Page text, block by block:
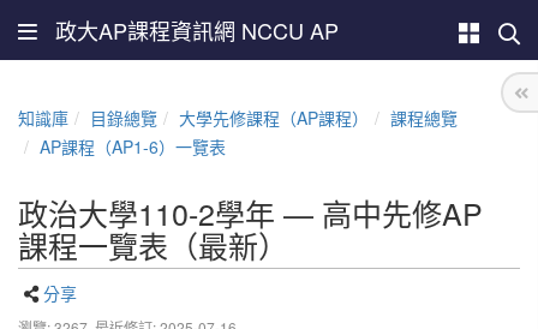
政大AP課程資訊網 NCCU AP
知識庫 目錄總覽 大學先修課程（AP課程）
課程總覽
AP課程（AP1-6）一覽表
政治大學110-2學年 — 高中先修AP
課程一覽表（最新）
分享